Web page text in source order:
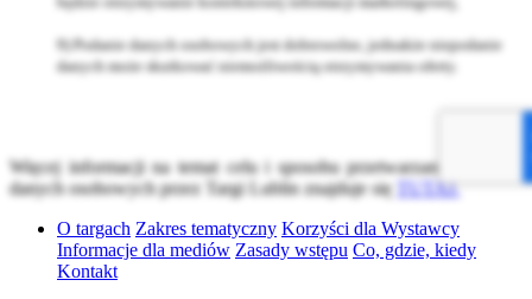
9) Podanie danych osobowych jest dobrowolne, jednakże niepodanie
danych może skutkować niemożliwością otrzymywania oferty.
Więcej informacji na temat celu i sposobu przetwarzania Państwa
danych osobowych przez Targi Lublin znajduje się
TUTAJ.
O targach Zakres tematyczny Korzyści dla Wystawcy
Informacje dla mediów Zasady wstępu Co, gdzie, kiedy
Kontakt